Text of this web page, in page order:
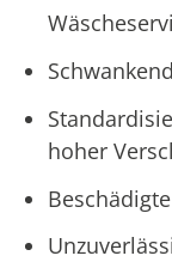
hoher